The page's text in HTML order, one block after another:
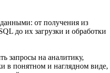
от получения из
до их загрузки и обработки
запросы на аналитику,
в понятном и наглядном виде,